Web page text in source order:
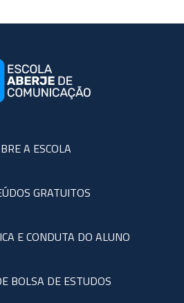
A ESCOLA
GRATUITOS
E CONDUTA DO ALUNO
BOLSA DE ESTUDOS